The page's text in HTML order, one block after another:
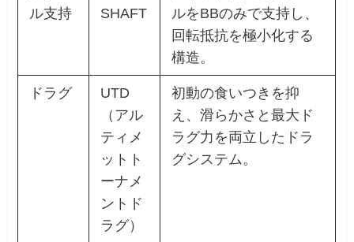
ル支持
SHAFT
ルをBBのみで支持し、
回転抵抗を極小化する
構造。
ドラグ
UTD
（アル
ティメ
ットト
ーナメ
ントド
ラグ）
初動の食いつきを抑
え、滑らかさと最大ド
ラグ力を両立したドラ
グシステム。